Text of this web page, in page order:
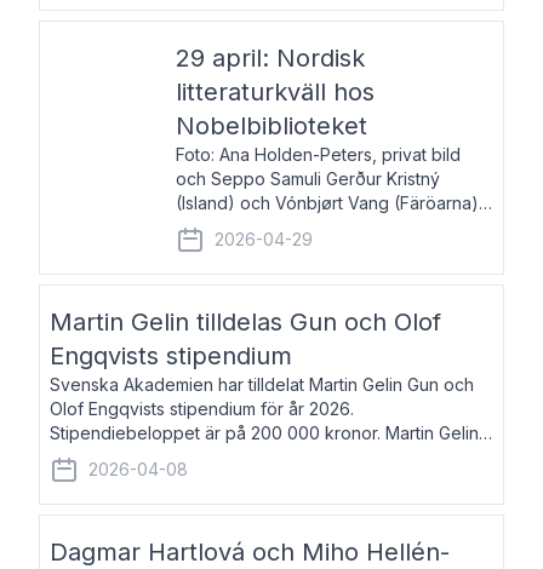
29 april: Nordisk
litteraturkväll hos
Nobelbiblioteket
Foto: Ana Holden-Peters, privat bild
och Seppo Samuli Gerður Kristný
(Island) och Vónbjørt Vang (Färöarna)
läser ur sina verk och samtalar med
John Swedenmark. De läser upp på
färöiska, isländska och svenska och
2026-04-29
Martin Gelin tilldelas Gun och Olof
Engqvists stipendium
Svenska Akademien har tilldelat Martin Gelin Gun och
Olof Engqvists stipendium för år 2026.
Stipendiebeloppet är på 200 000 kronor. Martin Gelin,
född 1978, är journalist och författare. Han lever
numera i Paris men var under många år bosat
2026-04-08
Dagmar Hartlová och Miho Hellén-